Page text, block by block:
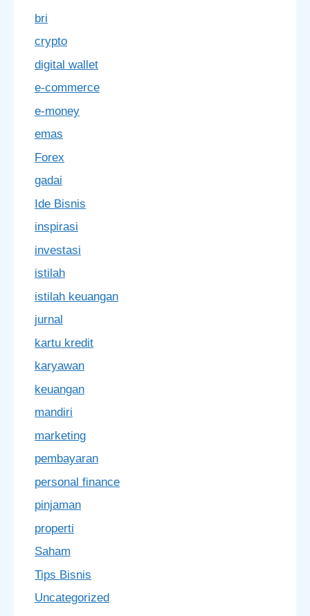
bri
crypto
digital wallet
e-commerce
e-money
emas
Forex
gadai
Ide Bisnis
inspirasi
investasi
istilah
istilah keuangan
jurnal
kartu kredit
karyawan
keuangan
mandiri
marketing
pembayaran
personal finance
pinjaman
properti
Saham
Tips Bisnis
Uncategorized